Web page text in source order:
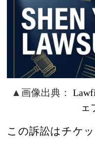
▲ 画像出典：
ェ
この訴訟はチケ